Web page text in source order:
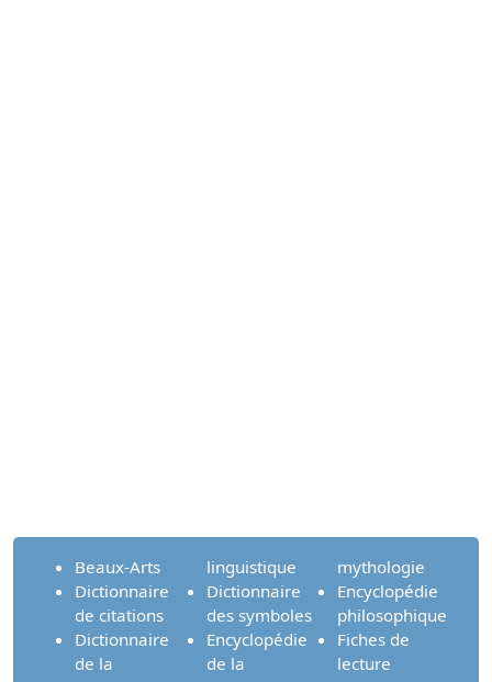
Beaux-Arts
Dictionnaire
de citations
Dictionnaire
de la
linguistique
Dictionnaire
des symboles
Encyclopédie
de la
mythologie
Encyclopédie
philosophique
Fiches de
lecture